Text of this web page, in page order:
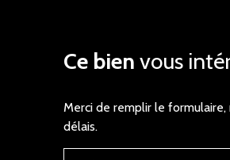
Ce bien vous
Merci de remplir le
délais.